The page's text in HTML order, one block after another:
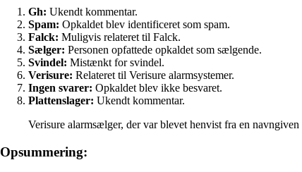
Gh: Ukendt kommentar.
Spam: Opkaldet blev identificeret som spam.
Falck: Muligvis relateret til Falck.
Sælger: Personen opfattede opkaldet som sælgende.
Svindel: Mistænkt for svindel.
Verisure: Relateret til Verisure alarmsystemer.
Ingen svarer: Opkaldet blev ikke besvaret.
Plattenslager: Ukendt kommentar.
Verisure alarmsælger, der var blevet henvist fra en
Opsummering: